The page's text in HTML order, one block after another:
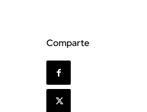
Comparte